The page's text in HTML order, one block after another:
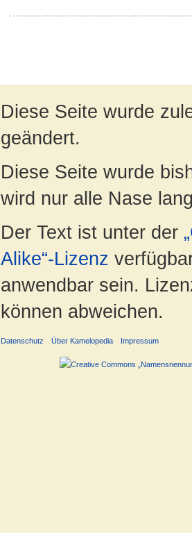
Diese Seite wurde
geändert.
Diese Seite wurde
wird nur alle Nase
Der Text ist unter der
Alike“-Lizenz
anwendbar sein.
können abweichen.
Datenschutz Über Kamelopedia Impressum